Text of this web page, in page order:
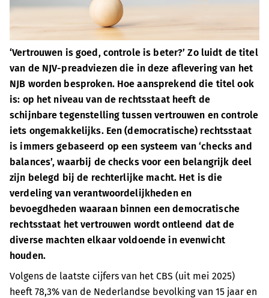
‘Vertrouwen is goed, controle is beter?’ Zo luidt de titel
van de NJV-preadviezen die in deze aflevering van het
NJB worden besproken. Hoe aansprekend die titel ook
is: op het niveau van de rechtsstaat heeft de
schijnbare tegenstelling tussen vertrouwen en controle
iets ongemakkelijks. Een (democratische) rechtsstaat
is immers gebaseerd op een systeem van ‘checks and
balances’, waarbij de checks voor een belangrijk deel
zijn belegd bij de rechterlijke macht. Het is die
verdeling van verantwoordelijkheden en
bevoegdheden waaraan binnen een democratische
rechtsstaat het vertrouwen wordt ontleend dat de
diverse machten elkaar voldoende in evenwicht
houden.
Volgens de laatste cijfers van het CBS (uit mei 2025)
heeft 78,3% van de Nederlandse bevolking van 15 jaar en